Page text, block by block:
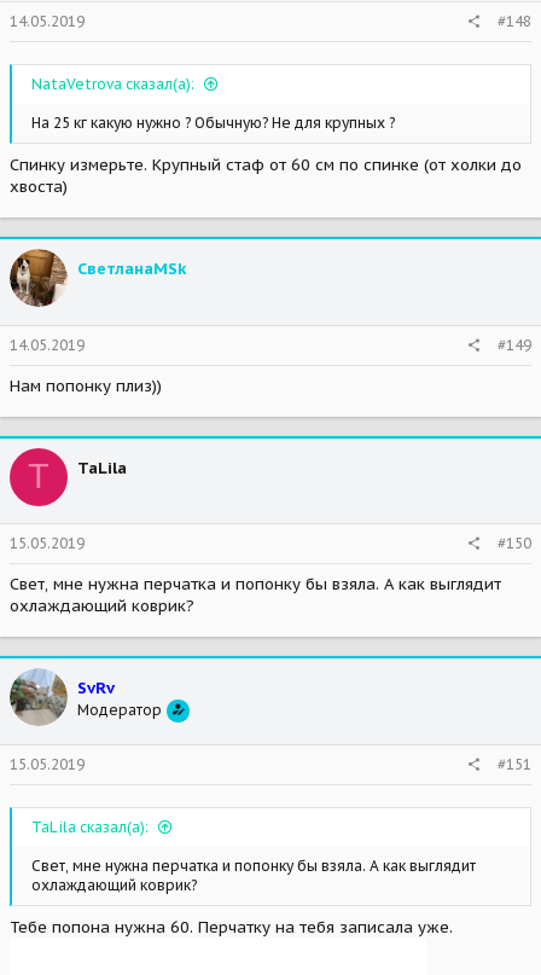
14.05.2019 #148
NataVetrova сказал(а):
На 25 кг какую нужно ? Обычную? Не для крупных ?
Спинку измерьте. Крупный стаф от 60 см по спинке (от холки до
хвоста)
СветланаMSk
14.05.2019 #149
Нам попонку плиз))
T TaLila
15.05.2019 #150
Свет, мне нужна перчатка и попонку бы взяла. А как выглядит
охлаждающий коврик?
SvRv
Модератор
15.05.2019 #151
TaLila сказал(а):
Свет, мне нужна перчатка и попонку бы взяла. А как выглядит
охлаждающий коврик?
Тебе попона нужна 60. Перчатку на тебя записала уже.